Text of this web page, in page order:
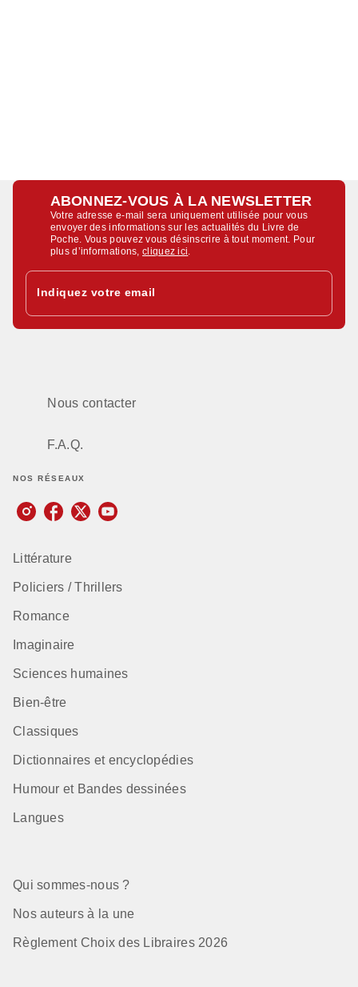
ABONNEZ-VOUS À LA NEWSLETTER
Votre adresse e-mail sera uniquement utilisée pour vous
envoyer des informations sur les actualités du Livre de
Poche. Vous pouvez vous désinscrire à tout moment. Pour
plus d’informations,cliquez ici
Indiquez votre email
Nous contacter
F.A.Q.
NOS RÉSEAUX
Littérature
Policiers / Thrillers
Romance
Imaginaire
Sciences humaines
Bien-être
Classiques
Dictionnaires et encyclopédies
Humour et Bandes dessinées
Langues
Qui sommes-nous ?
Nos auteurs à la une
Règlement Choix des Libraires 2026